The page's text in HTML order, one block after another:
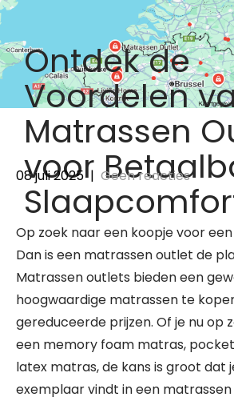
Ontdek de
Voordelen
Matrassen
voor
08 juli 2025| Geen reacties
Op zoek naar een koopje voor
Dan is een matrassen outlet de
Matrassen outlets bieden een
hoogwaardige matrassen te
gereduceerde prijzen. Of je nu op
een memory foam matras,
latex matras, de kans is groot
exemplaar vindt in een